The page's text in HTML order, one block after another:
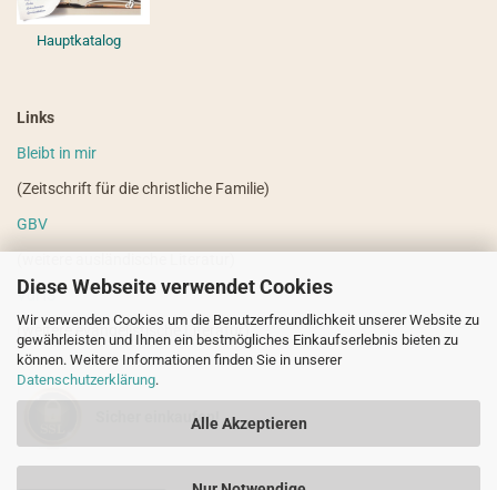
Diese Webseite verwendet Cookies
Wir verwenden Cookies um die Benutzerfreundlichkeit unserer Website zu
gewährleisten und Ihnen ein bestmögliches Einkaufserlebnis bieten zu
können. Weitere Informationen finden Sie in unserer
Datenschutzerklärung.
Alle Akzeptieren
Hauptkatalog
Links
Bleibt in mir
(Zeitschrift für die christliche Familie)
GBV
VdHS
(weitere evangelistische Literatur)
Sicher einkaufen!